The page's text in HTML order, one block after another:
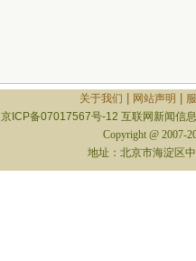
关于我们 网站声明
京ICP备07017567号-12 互联网新闻信
Copyright @ 2007-
地址：北京市海淀区